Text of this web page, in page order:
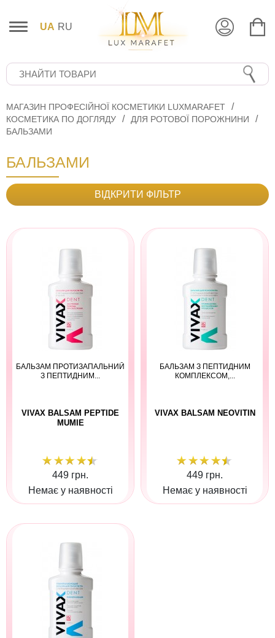
UA RU
МАГАЗИН ПРОФЕСІЙНОЇ КОСМЕТИКИ LUXMARAFET
КОСМЕТИКА ПО ДОГЛЯДУ
ДЛЯ РОТОВОЇ ПОРОЖНИНИ
БАЛЬЗАМИ
БАЛЬЗАМИ
ВІДКРИТИ ФІЛЬТР
БАЛЬЗАМ ПРОТИЗАПАЛЬНИЙ
З ПЕПТИДНИМ...
VIVAX BALSAM PEPTIDE
MUMIE
449 грн.
Немає у наявності
БАЛЬЗАМ З ПЕПТИДНИМ
КОМПЛЕКСОМ,...
VIVAX BALSAM NEOVITIN
449 грн.
Немає у наявності